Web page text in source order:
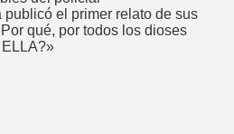
el primer relato de sus
qué, por todos los dioses